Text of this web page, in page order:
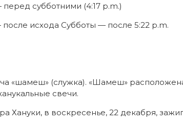
субботними (4:17 p.m.)
исхода Субботы — после 5:22 p.m.
«шамеш» (служка). «Шамеш»
свечи.
Хануки, в воскресенье, 22 декабря,